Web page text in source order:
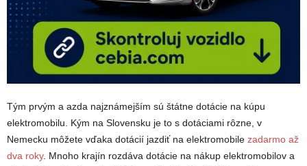
Tým prvým a azda najznámejším sú štátne dotácie na kúpu
elektromobilu. Kým na Slovensku je to s dotáciami rôzne, v
Nemecku môžete vďaka dotácií jazdiť na elektromobile zadarmo až
dva roky. Mnoho krajín rozdáva dotácie na nákup elektromobilov a